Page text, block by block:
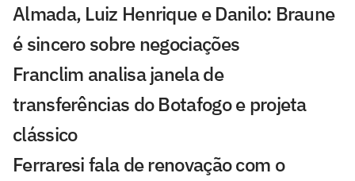
Almada, Luiz Henrique e Danilo: Braune
é sincero sobre negociações
Franclim analisa janela de
transferências do Botafogo e projeta
clássico
Ferraresi fala de renovação com o